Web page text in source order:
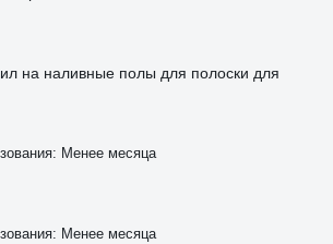
на наливные полы для полоски для
Менее месяца
Менее месяца